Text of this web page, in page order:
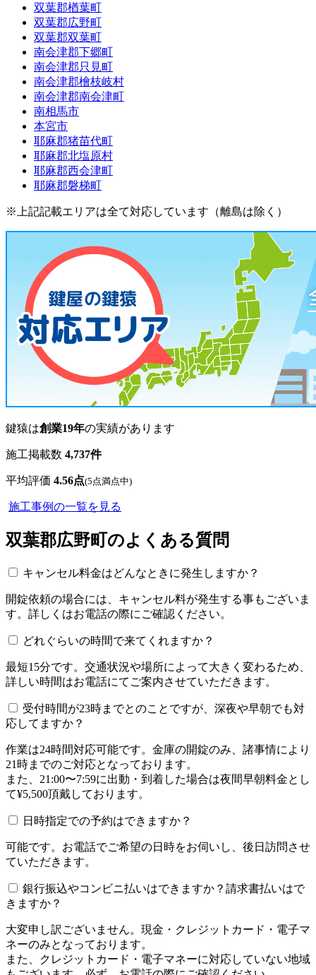
双葉郡楢葉町
双葉郡広野町
双葉郡双葉町
南会津郡下郷町
南会津郡只見町
南会津郡檜枝岐村
南会津郡南会津町
南相馬市
本宮市
耶麻郡猪苗代町
耶麻郡北塩原村
耶麻郡西会津町
耶麻郡磐梯町
※上記記載エリアは全て対応しています（離島は除く）
鍵猿は創業19年の実績があります
施工掲載数 4,737件
平均評価 4.56点(5点満点中)
施工事例の一覧を見る
双葉郡広野町のよくある質問
キャンセル料金はどんなときに発生しますか？
開錠依頼の場合には、キャンセル料が発生する事もございま
す。詳しくはお電話の際にご確認ください。
どれぐらいの時間で来てくれますか？
最短15分です。交通状況や場所によって大きく変わるため、
詳しい時間はお電話にてご案内させていただきます。
受付時間が23時までとのことですが、深夜や早朝でも対
応してますか？
作業は24時間対応可能です。金庫の開錠のみ、諸事情により
21時までのご対応となっております。
また、21:00〜7:59に出動・到着した場合は夜間早朝料金とし
て¥5,500頂戴しております。
日時指定での予約はできますか？
可能です。お電話でご希望の日時をお伺いし、後日訪問させ
ていただきます。
銀行振込やコンビニ払いはできますか？請求書払いはで
きますか？
大変申し訳ございません。現金・クレジットカード・電子マ
ネーのみとなっております。
また、クレジットカード・電子マネーに対応していない地域